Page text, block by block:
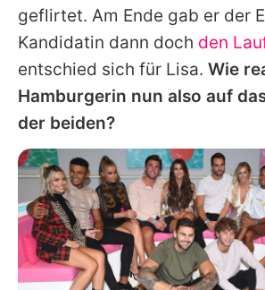
geflirtet. Am Ende gab er der
Kandidatin dann doch den
entschied sich für Lisa. Wie
Hamburgerin nun also auf
der beiden?